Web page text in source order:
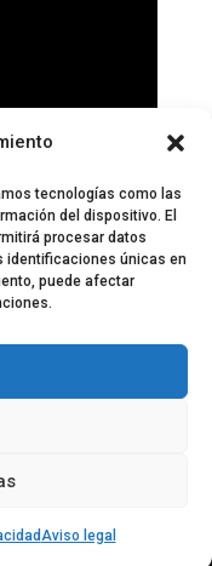
tecnologías como las
del dispositivo. El
procesar datos
identificaciones únicas en
puede afectar
Aviso legal